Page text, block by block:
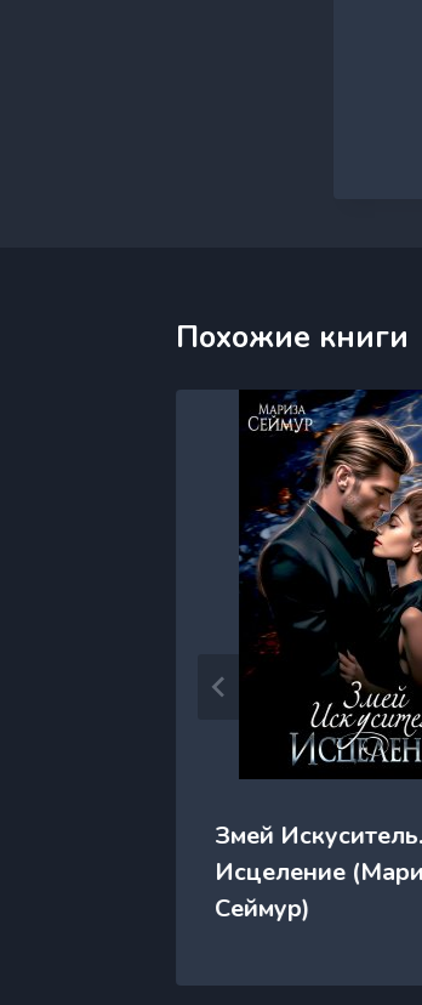
Похожие книги
Змей Искуситель.
Исцеление
Сеймур)